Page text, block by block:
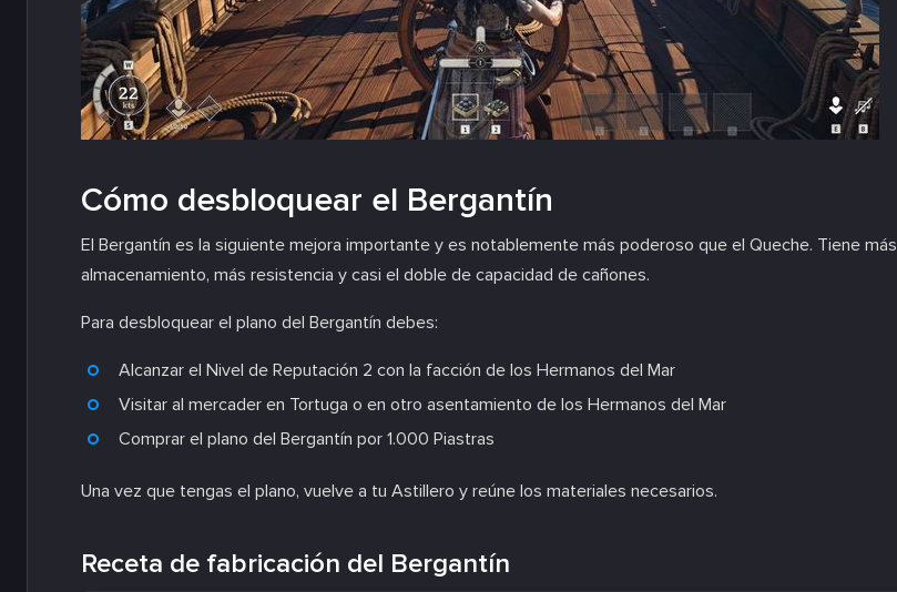
Cómo desbloquear el Bergantín
El Bergantín es la siguiente mejora importante y es notablemente más poderoso que el Queche. Tiene más
almacenamiento, más resistencia y casi el doble de capacidad de cañones.
Para desbloquear el plano del Bergantín debes:
Alcanzar el Nivel de Reputación 2 con la facción de los Hermanos del Mar
Visitar al mercader en Tortuga o en otro asentamiento de los Hermanos del Mar
Comprar el plano del Bergantín por 1.000 Piastras
Una vez que tengas el plano, vuelve a tu Astillero y reúne los materiales necesarios.
Receta de fabricación del Bergantín